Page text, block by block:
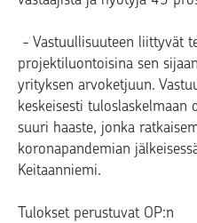
- Vastuullisuuteen liittyvät
projektiluontoisina sen
yrityksen arvoketjuun.
keskeisesti
suuri haaste, jonka
koronapandemian
Keitaanniemi.
Tulokset perustuvat OP:n